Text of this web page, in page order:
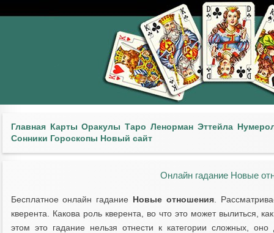
Главная Карты Оракулы Таро Ленорман Эттейла
Сонники Гороскопы Новый сайт
Онлайн гадание Новые
Бесплатное онлайн гадание Новые отношения .
кверента. Какова роль кверента, во что это может вылиться,
этом это гадание нельзя отнести к категории сложных,